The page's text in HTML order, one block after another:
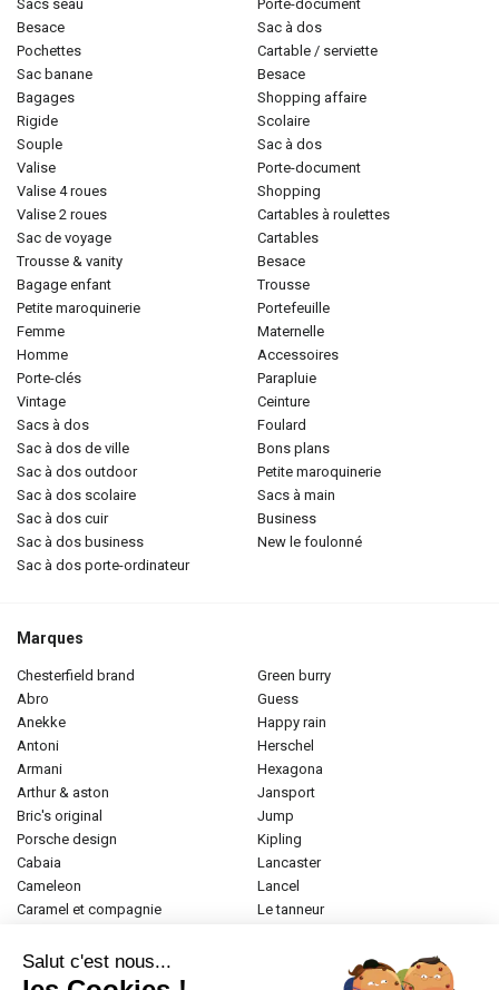
sacs seau
besace
pochettes
sac banane
bagages
rigide
souple
valise
valise 4 roues
valise 2 roues
sac de voyage
trousse & vanity
bagage enfant
petite maroquinerie
femme
homme
porte-clés
vintage
sacs à dos
sac à dos de ville
sac à dos outdoor
sac à dos scolaire
sac à dos cuir
sac à dos business
sac à dos porte-ordinateur
porte-document
sac à dos
cartable / serviette
besace
shopping affaire
scolaire
sac à dos
porte-document
shopping
cartables à roulettes
cartables
besace
trousse
portefeuille
maternelle
accessoires
parapluie
ceinture
foulard
bons plans
petite maroquinerie
sacs à main
business
new le foulonné
Marques
chesterfield brand
abro
anekke
antoni
armani
arthur & aston
bric's original
porsche design
cabaia
cameleon
caramel et compagnie
donna celi
eastpak
green burry
guess
happy rain
herschel
hexagona
jansport
jump
kipling
lancaster
lancel
le tanneur
Salut c'est nous...